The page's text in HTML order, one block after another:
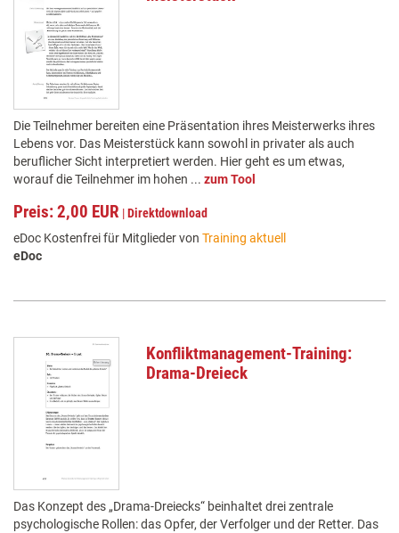
Die Teilnehmer bereiten eine Präsentation ihres Meisterwerks ihres
Lebens vor. Das Meisterstück kann sowohl in privater als auch
beruflicher Sicht interpretiert werden. Hier geht es um etwas,
worauf die Teilnehmer im hohen ... zum Tool
Preis: 2,00 EUR |Direktdownload
eDoc Kostenfrei für Mitglieder von Training aktuell
eDoc
Konfliktmanagement-Training:
Drama-Dreieck
Das Konzept des „Drama-Dreiecks“ beinhaltet drei zentrale
psychologische Rollen: das Opfer, der Verfolger und der Retter. Das